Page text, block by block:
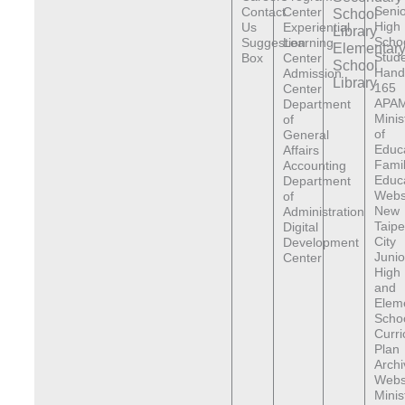
Contact
Us
Suggestion
Box
Center
Experiential
Learning
Center
Admission
Center
Department
of
General
Affairs
Accounting
Department
of
Administration
Digital
Development
Center
School
Library
Elementary
School
Library
High
165
of
New
City
High
and
Plan